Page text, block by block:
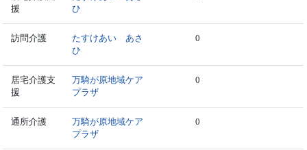
援
ひ
訪問介護
たすけあい あさ
ひ
0
居宅介護支
援
万騎が原地域ケア
プラザ
0
通所介護
万騎が原地域ケア
プラザ
0